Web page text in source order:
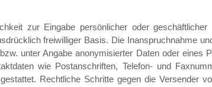
zur Eingabe persönlicher oder
freiwilliger Basis. Die Inanspruchnahme
unter Angabe anonymisierter Daten oder
wie Postanschriften, Telefon- und
Rechtliche Schritte gegen die Versender